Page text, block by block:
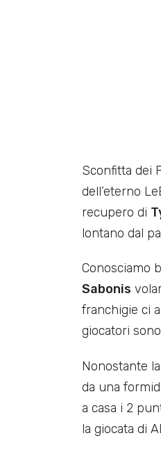
Sconfitta dei
dell’eterno
recupero di
lontano dal
Conosciamo
Sabonis
franchigie ci
giocatori
Nonostante
da una
a casa i 2
la giocata di